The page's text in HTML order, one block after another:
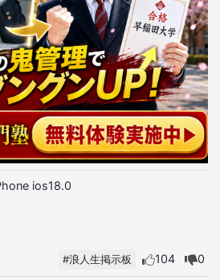
ios18.0
#浪人生掲示板 104 0